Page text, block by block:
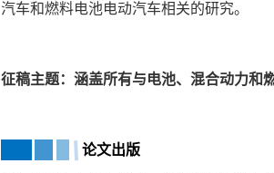
汽车和燃料电池电动汽车相关的研究。
征稿主题：涵盖所有与电池、混合动力和
论文出版